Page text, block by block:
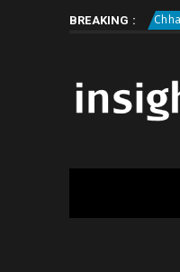
Friday, August 7
BREAKING :
Chhattisgarh